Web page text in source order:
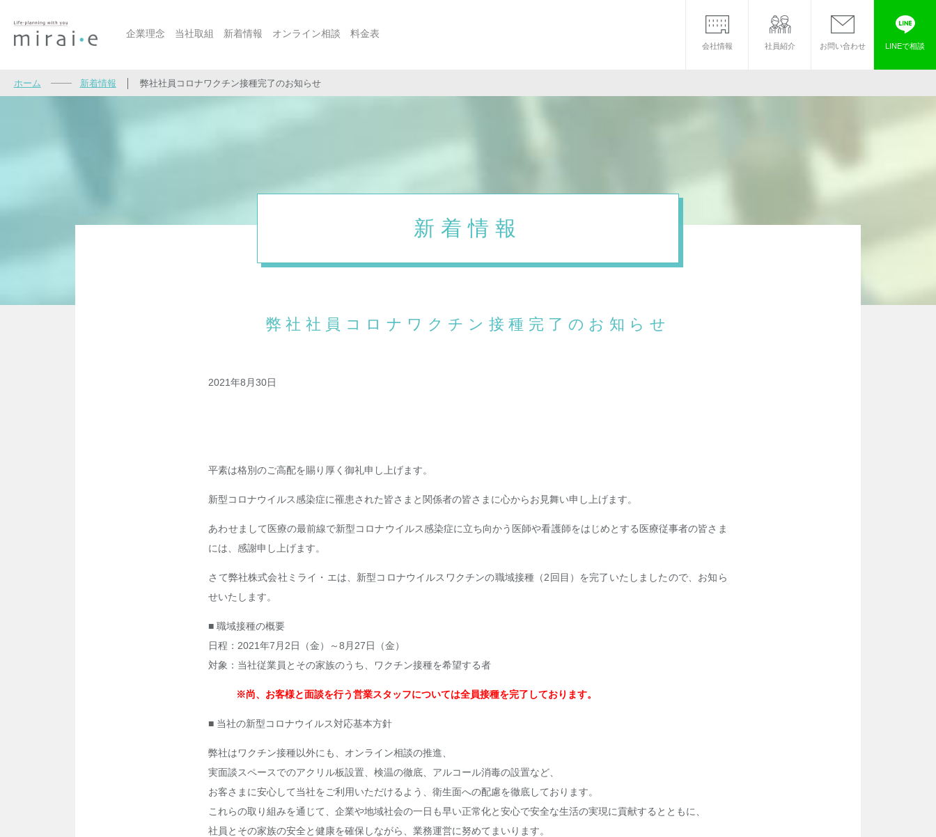
企業理念 当社取組 新着情報 オンライン相談 料金表
会社情報 社員紹介 お問い合わせ LINEで相談
ホーム 新着情報 弊社社員コロナワクチン接種完了のお知らせ
新着情報
弊社社員コロナワクチン接種完了のお知らせ
2021年8月30日
平素は格別のご高配を賜り厚く御礼申し上げます。
新型コロナウイルス感染症に罹患された皆さまと関係者の皆さまに心からお見舞い申し上げます。
あわせまして医療の最前線で新型コロナウイルス感染症に立ち向かう医師や看護師をはじめとする医療従事者の皆さま
には、感謝申し上げます。
さて弊社株式会社ミライ・エは、新型コロナウイルスワクチンの職域接種（2回目）を完了いたしましたので、お知ら
せいたします。
■ 職域接種の概要
日程：2021年7月2日（金）～8月27日（金）
対象：当社従業員とその家族のうち、ワクチン接種を希望する者
※尚、お客様と面談を行う営業スタッフについては全員接種を完了しております。
■ 当社の新型コロナウイルス対応基本方針
弊社はワクチン接種以外にも、オンライン相談の推進、
実面談スペースでのアクリル板設置、検温の徹底、アルコール消毒の設置など、
お客さまに安心して当社をご利用いただけるよう、衛生面への配慮を徹底しております。
これらの取り組みを通じて、企業や地域社会の一日も早い正常化と安心で安全な生活の実現に貢献するとともに、
社員とその家族の安全と健康を確保しながら、業務運営に努めてまいります。